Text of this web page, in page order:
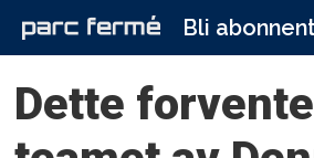
Bli
Dette